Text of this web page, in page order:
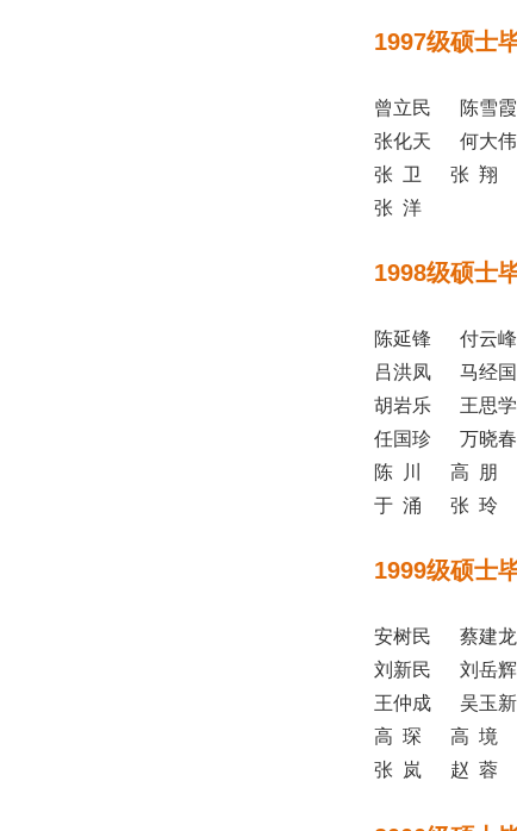
1997级硕士
曾立民 陈雪
张化天 何大
张 卫 张
张 洋
1998级硕士
陈延锋 付云
吕洪凤 马经
胡岩乐 王
任国珍 万
陈 川 高
于 涌 张
1999级硕士
安树民 蔡建
刘新民 刘岳
王仲成 吴
高 琛 高
张 岚 赵 蓉